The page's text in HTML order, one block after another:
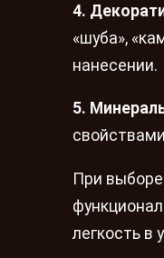
4.
«шуба»,
нанесении.
5.
При выборе
легкость в